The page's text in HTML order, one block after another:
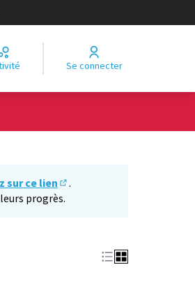
Se connecter
sur ce lien
(S'ouvre dans un nouvel
.
progrès.